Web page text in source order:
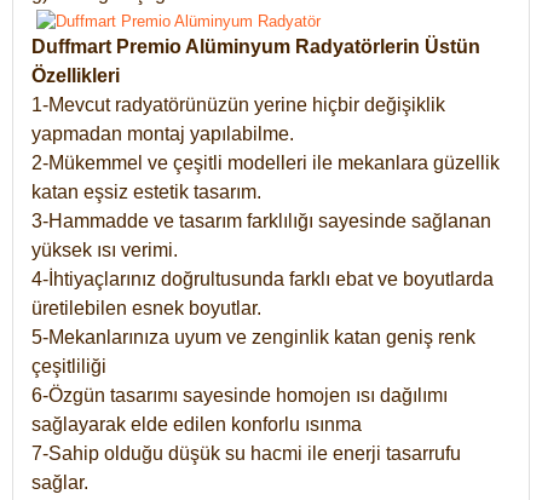
Duffmart Premio Alüminyum Radyatörlerin Üstün
Özellikleri
1-Mevcut radyatörünüzün yerine hiçbir değişiklik
yapmadan montaj yapılabilme.
2-Mükemmel ve çeşitli modelleri ile mekanlara güzellik
katan eşsiz estetik tasarım.
3-Hammadde ve tasarım farklılığı sayesinde sağlanan
yüksek ısı verimi.
4-İhtiyaçlarınız doğrultusunda farklı ebat ve boyutlarda
üretilebilen esnek boyutlar.
5-Mekanlarınıza uyum ve zenginlik katan geniş renk
çeşitliliği
6-Özgün tasarımı sayesinde homojen ısı dağılımı
sağlayarak elde edilen konforlu ısınma
7-Sahip olduğu düşük su hacmi ile enerji tasarrufu
sağlar.